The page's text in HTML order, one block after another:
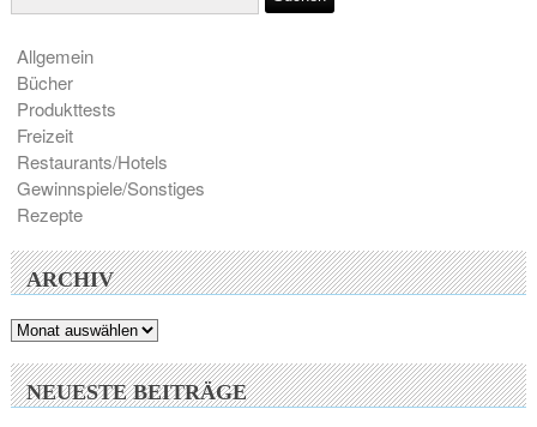
Allgemein
Bücher
Produkttests
Freizeit
Restaurants/Hotels
Gewinnspiele/Sonstiges
Rezepte
ARCHIV
Archiv
NEUESTE BEITRÄGE